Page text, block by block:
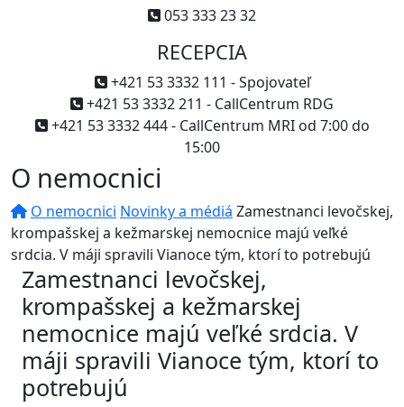
053 333 23 32
RECEPCIA
+421 53 3332 111 - Spojovateľ
+421 53 3332 211 - CallCentrum RDG
+421 53 3332 444 - CallCentrum MRI od 7:00 do
15:00
O nemocnici
O nemocnici Novinky a médiá Zamestnanci levočskej,
krompašskej a kežmarskej nemocnice majú veľké
srdcia. V máji spravili Vianoce tým, ktorí to potrebujú
Zamestnanci levočskej,
krompašskej a kežmarskej
nemocnice majú veľké srdcia. V
máji spravili Vianoce tým, ktorí to
potrebujú